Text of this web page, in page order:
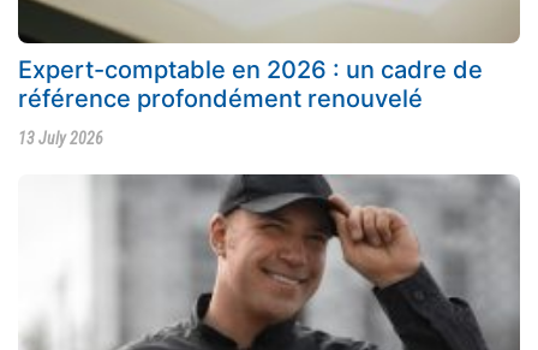
Expert-comptable en 2026 : un cadre de
référence profondément renouvelé
13 July 2026